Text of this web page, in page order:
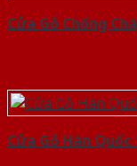
Cửa Gỗ Chống
Cửa Gỗ Hàn Quốc